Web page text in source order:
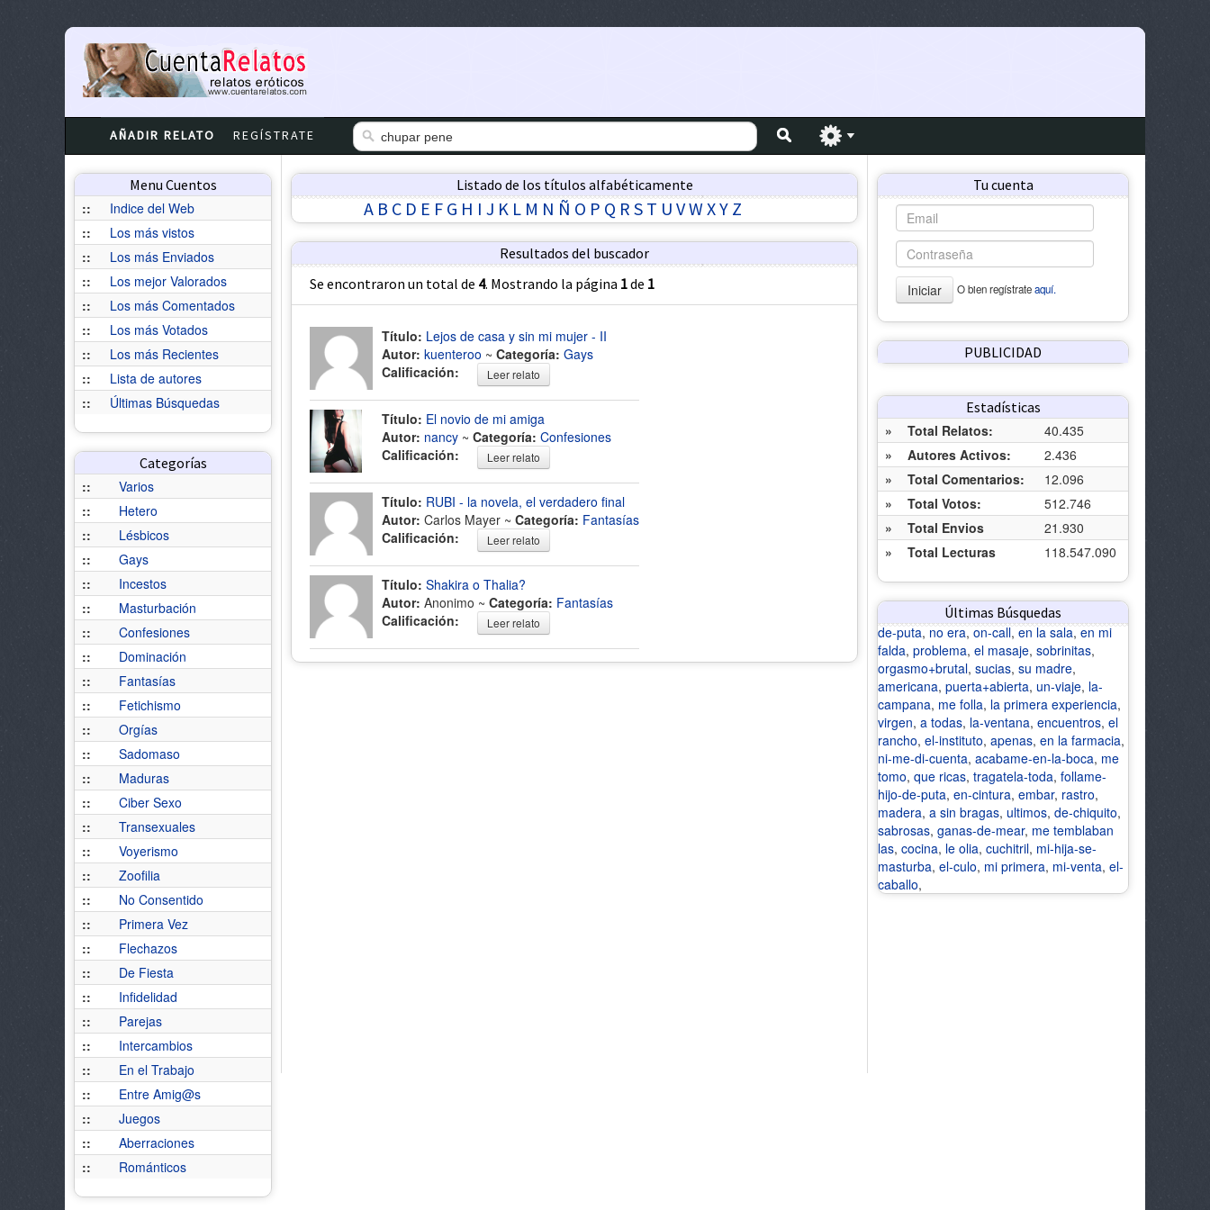
AÑADIR RELATO REGÍSTRATE
Menu Cuentos
::
Indice del Web
::
Los más vistos
::
Los más Enviados
::
Los mejor Valorados
::
Los más Comentados
::
Los más Votados
::
Los más Recientes
::
Lista de autores
::
Últimas Búsquedas
Categorías
::
Varios
::
Hetero
::
Lésbicos
::
Gays
::
Incestos
::
Masturbación
::
Confesiones
::
Dominación
::
Fantasías
::
Fetichismo
::
Orgías
::
Sadomaso
::
Maduras
::
Ciber Sexo
::
Transexuales
::
Voyerismo
::
Zoofilia
::
No Consentido
::
Primera Vez
::
Flechazos
::
De Fiesta
::
Infidelidad
::
Parejas
::
Intercambios
::
En el Trabajo
::
Entre Amig@s
::
Juegos
::
Aberraciones
::
Románticos
Listado de los títulos alfabéticamente
A B C D E F G H I J K L M N Ñ O P Q R S T U VWXY Z
Resultados del buscador
Se encontraron un total de 4. Mostrando la página 1de 1
Título: Lejos de casa y sin mi mujer - II
Autor: kuenteroo ~ Categoría: Gays
Calificación:
Leer relato
Título: El novio de mi amiga
Autor: nancy ~ Categoría: Confesiones
Calificación:
Leer relato
Título: RUBI - la novela, el verdadero final
Autor: Carlos Mayer ~ Categoría: Fantasías
Calificación:
Leer relato
Título: Shakira o Thalia?
Autor: Anonimo ~ Categoría: Fantasías
Calificación:
Leer relato
Tu cuenta
Iniciar O bien regístrateaquí.
PUBLICIDAD
Estadísticas
»
Total Relatos:
40.435
»
Autores Activos:
2.436
»
Total Comentarios:
12.096
»
Total Votos:
512.746
»
Total Envios
21.930
»
Total Lecturas 118.547.090
Últimas Búsquedas
de-puta, no era, on-call, en la sala, en mi
falda, problema, el masaje, sobrinitas,
orgasmo+brutal, sucias, su madre,
americana, puerta+abierta, un-viaje, la-
campana, me folla, la primera experiencia,
virgen, a todas, la-ventana, encuentros, el
rancho, el-instituto, apenas, en la farmacia,
ni-me-di-cuenta, acabame-en-la-boca, me
tomo, que ricas, tragatela-toda, follame-
hijo-de-puta, en-cintura, embar, rastro,
madera, a sin bragas, ultimos, de-chiquito,
sabrosas, ganas-de-mear, me temblaban
las, cocina, le olia, cuchitril, mi-hija-se-
masturba, el-culo, mi primera, mi-venta, el-
caballo,